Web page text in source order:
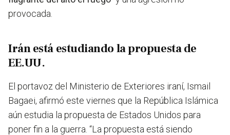
provocada.
Irán está estudiando la propuesta de
EE.UU.
El portavoz del Ministerio de Exteriores iraní, Ismail
Bagaei, afirmó este viernes que la República Islámica
aún estudia la propuesta de Estados Unidos para
poner fin a la guerra. “La propuesta está siendo